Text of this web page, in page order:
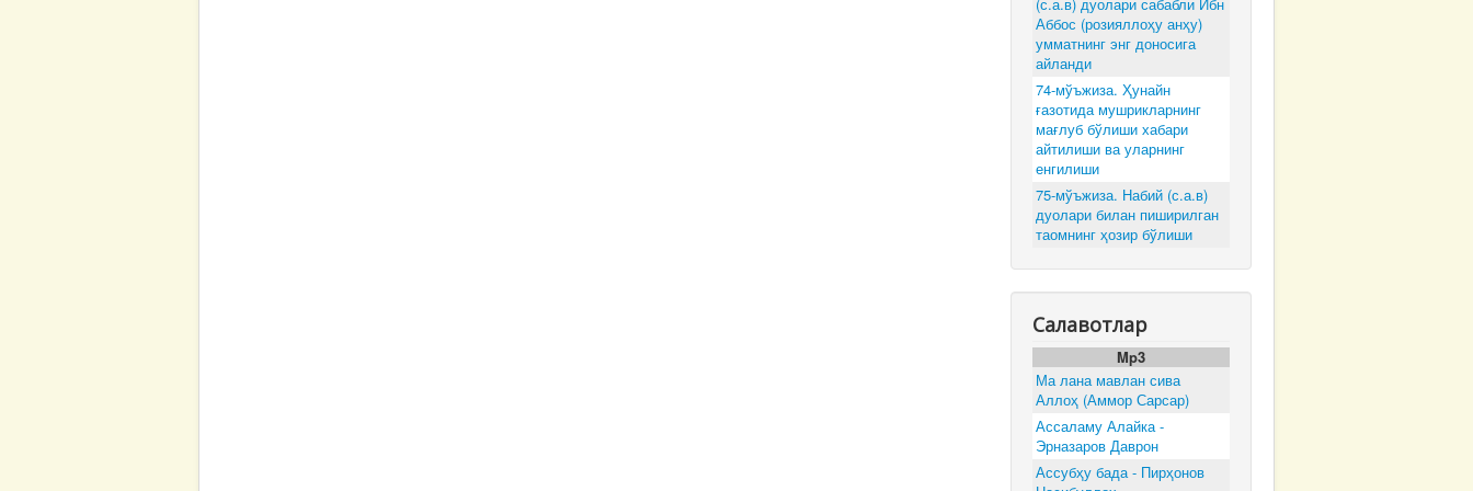
Аббос (розияллоҳу анҳу)
умматнинг энг доносига
айланди
74-мўъжиза. Ҳунайн
ғазотида мушрикларнинг
мағлуб бўлиши хабари
айтилиши ва уларнинг
енгилиши
75-мўъжиза. Набий (с.а.в)
дуолари билан пиширилган
таомнинг ҳозир бўлиши
Салавотлар
Mp3
Ма лана мавлан сива
Аллоҳ (Аммор Сарсар)
Ассаламу Алайка -
Эрназаров Даврон
Ассубҳу бада - Пирҳонов